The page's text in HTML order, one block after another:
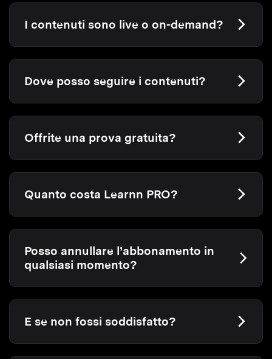
I contenuti sono live o on-demand?
Dove posso seguire i contenuti?
Offrite una prova gratuita?
Quanto costa Learnn PRO?
Posso annullare l’abbonamento in
qualsiasi momento?
E se non fossi soddisfatto?